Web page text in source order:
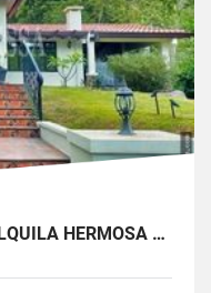
OPORTUNIDAD! SE VENDE O ALQUILA HERMOSA CASA CHALET EN ALTOS DEL MARIA